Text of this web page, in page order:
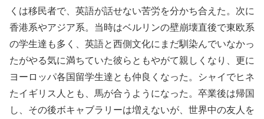
くは移民者で、英語が話せない苦労を分かち合えた。次に
香港系やアジア系。当時はベルリンの壁崩壊直後で東欧系
の学生達も多く、英語と西側文化にまだ馴染んでいなかっ
たがやる気に満ちていた彼らともやがて親しくなり、更に
ヨーロッパ各国留学生達とも仲良くなった。シャイでヒネ
たイギリス人とも、馬が合うようになった。卒業後は帰国
し、その後ボキャブラリーは増えないが、世界中の友人を